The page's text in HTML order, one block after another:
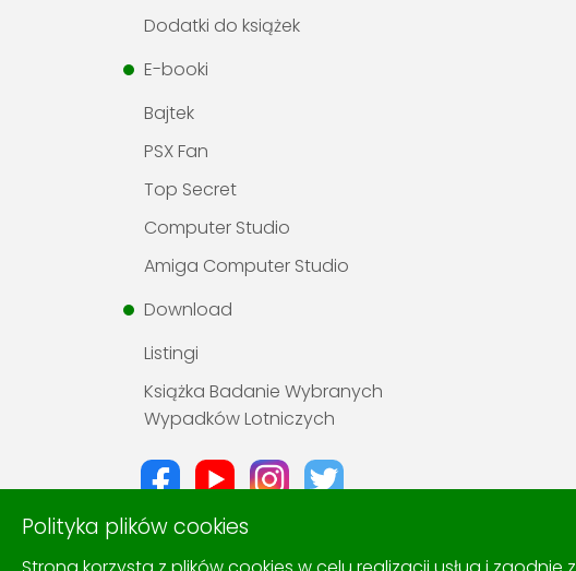
Dodatki do książek
E-booki
Bajtek
PSX Fan
Top Secret
Computer Studio
Amiga Computer Studio
Download
Listingi
Książka Badanie Wybranych
Wypadków Lotniczych
Polityka plików cookies